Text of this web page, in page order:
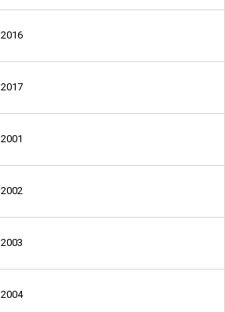
2016
2017
2001
2002
2003
2004